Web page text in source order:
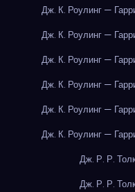
Дж. К. Роулинг —
Дж. К. Роулинг —
Дж. К. Роулинг —
Дж. К. Роулинг —
Дж. К. Роулинг —
Дж. К. Роулинг —
Дж. Р. Р.
Дж. Р. Р.